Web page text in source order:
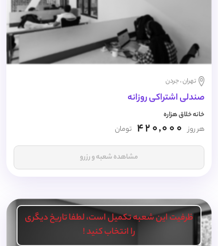
تهران ، جردن
صندلی اشتراکی روزانه
خانه خلاق هزاره
هر روز 420,000 تومان
مشاهده شعبه و رزرو
ظرفیت این شعبه تکمیل است، لطفا تاریخ دیگری
را انتخاب کنید !